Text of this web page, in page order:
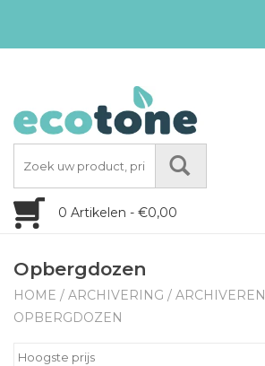
0 Artikelen - €0,00
Opbergdozen
HOME / ARCHIVERING / ARCHIVEREN
OPBERGDOZEN